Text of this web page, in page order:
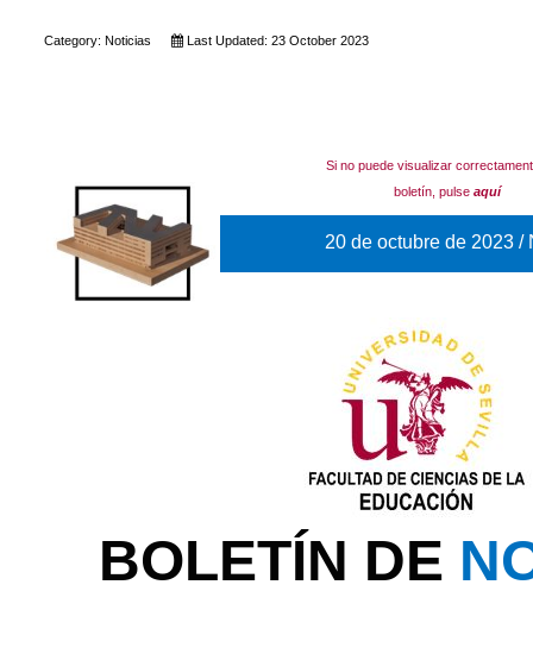
Category: Noticias Last Updated: 23 October 2023
Si no puede visualizar
boletín, pulse aquí
20 de octubre de 2023 /
BOLETÍN DE